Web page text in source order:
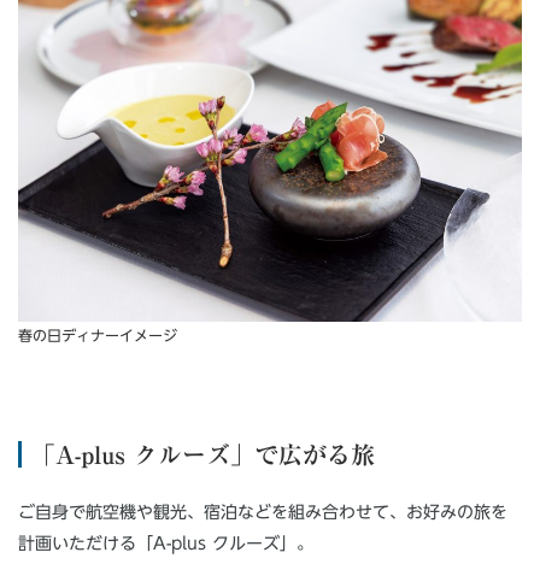
春の日ディナーイメージ
「A-plus クルーズ」で広がる旅
ご自身で航空機や観光、宿泊などを組み合わせて、お好みの旅を
計画いただける「A-plus クルーズ」。